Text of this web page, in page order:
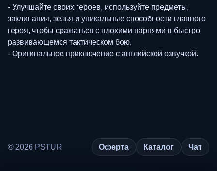
- Улучшайте своих героев, используйте предметы,
заклинания, зелья и уникальные способности главного
героя, чтобы сражаться с плохими парнями в быстро
развивающемся тактическом бою.
- Оригинальное приключение с английской озвучкой.
© 2026 PSTUR Оферта Каталог Чат